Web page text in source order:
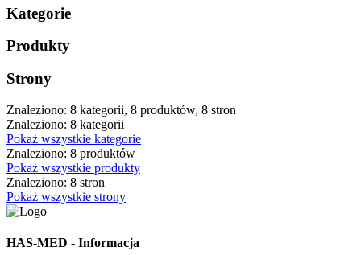
Kategorie
Produkty
Strony
Znaleziono: 8 kategorii, 8 produktów, 8 stron
Znaleziono: 8 kategorii
Pokaż wszystkie kategorie
Znaleziono: 8 produktów
Pokaż wszystkie produkty
Znaleziono: 8 stron
Pokaż wszystkie strony
HAS-MED - Informacja